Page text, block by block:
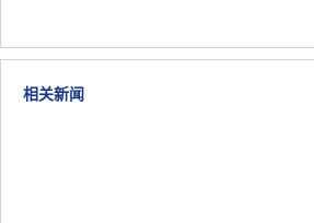
相关新闻